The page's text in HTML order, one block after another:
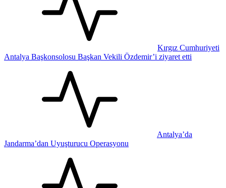
Kırgız Cumhuriyeti
Antalya Başkonsolosu Başkan Vekili Özdemir’i ziyaret etti
Antalya’da
Jandarma’dan Uyuşturucu Operasyonu